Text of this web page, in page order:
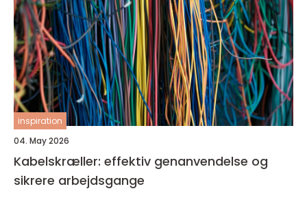
inspiration
04. May 2026
Kabelskræller: effektiv genanvendelse og
sikrere arbejdsgange